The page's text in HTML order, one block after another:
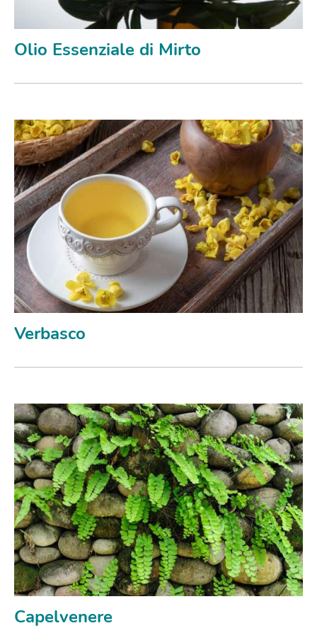
Olio Essenziale di Mirto
Verbasco
Capelvenere